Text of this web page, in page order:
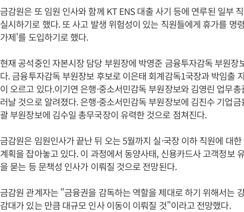
금감원은 또 임원 인사와 함께 KT ENS 대출 사기 등에 연루된 일부
실시하기로 했다. 또 사고 발생 위험성이 있는 직원들에게 휴가를 명
가제'를 도입하기로 했다.
현재 공석중인 자본시장 담당 부원장에 박영준 금융투자감독 부원장
다. 금융투자감독 부원장보 후보로 이은태 회계감독1국장과 박임출
이 오르고 있다.이기연 은행·중소서민감독 부원장보와 김영린 업무
러날 것으로 알려졌다. 은행·중소서민감독 부원장보에 김진수 기업
괄 부원장보에 김수일 총무국장이 유력한 것으로 점쳐진다.
금감원은 임원인사가 끝난 뒤 오는 5월까지 실·국장 이하 직원에 대
계획을 잡아놓고 있다. 이 과정에서 동양사태, 신용카드사 고객정보
을 묻는 등 문책성 인사가 이뤄질 것으로 전망된다.
금감원 관계자는 "금융권을 감독하는 역할을 제대로 하기 위해서는
감대가 있는 만큼 대규모 인사 이동이 이뤄질 것"이라고 전망했다.